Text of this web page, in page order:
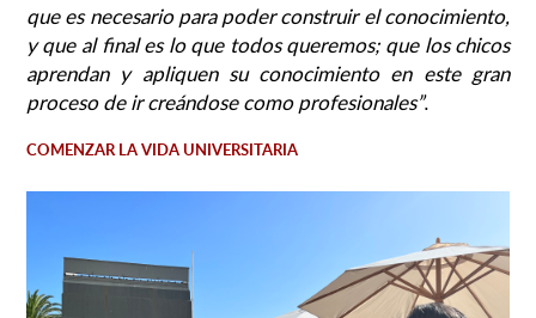
que es necesario para poder construir el conocimiento,
y que al final es lo que todos queremos; que los chicos
aprendan y apliquen su conocimiento en este gran
proceso de ir creándose como profesionales”.
COMENZAR LA VIDA UNIVERSITARIA